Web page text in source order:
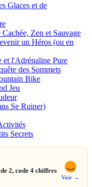
Glaces et de
Zen et Sauvage
un Héros (ou en
et l'Adrénaline Pure
des Sommets
Bike
Jeu
Se Ruiner)
Secrets
2, code 4 chiffres
Voir →